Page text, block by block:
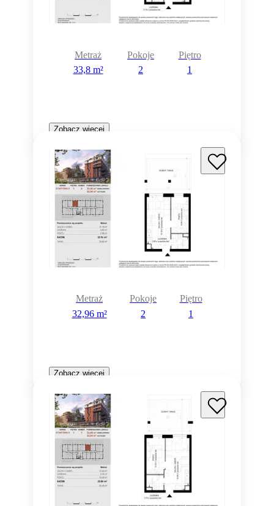
Metraż
33,8 m²
Pokoje
2
Piętro
1
Zobacz więcej
Metraż
32,96 m²
Pokoje
2
Piętro
1
Zobacz więcej